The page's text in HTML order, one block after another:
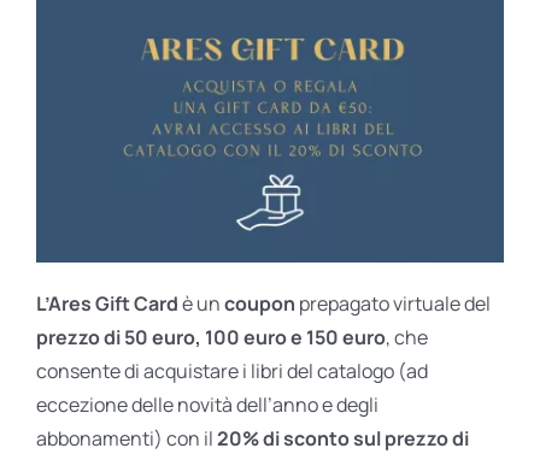
L’Ares Gift Cardè uncoupon prepagato virtuale del
prezzo di 50 euro, 100 euro e 150 euro, che
consente di acquistare i libri del catalogo (ad
eccezione delle novità dell’anno e degli
abbonamenti) con il20% di sconto sul prezzo di